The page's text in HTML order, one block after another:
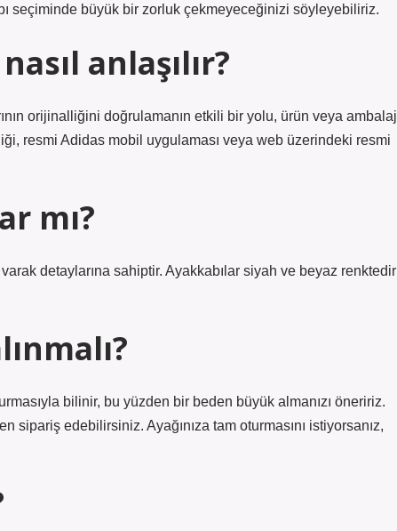
seçiminde büyük bir zorluk çekmeyeceğinizi söyleyebiliriz.
anlaşılır?
orijinalliğini doğrulamanın etkili bir yolu, ürün veya ambalaj
resmi Adidas mobil uygulaması veya web üzerindeki resmi
mı?
detaylarına sahiptir. Ayakkabılar siyah ve beyaz renktedir
bilinir, bu yüzden bir beden büyük almanızı öneririz.
edebilirsiniz. Ayağınıza tam oturmasını istiyorsanız,